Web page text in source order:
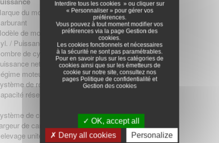
du moteur
Briggs & Stratton
Essence
de moteur
Intek 4185 AVS
/ Puissance
500 cm³
de cylindres
1
nette du moteur
10,72 kW
moteur en tour/minute (rpm)3200 rpm
de refroidissement
À air
réservoir essence
de coupe
de carter
95 - 110 cm
unité de coupe
Manuel
Interdire tous les cookies » ou cliquer sur
« Personnaliser » pour gérer vos
préférences.
Vous pouvez à tout moment modifier vos
préférences via la page Gestion des
cookies.
Les cookies fonctionnels et nécessaires
à la sécurité ne sont pas paramétrables.
Pour en savoir plus sur les catégories de
cookies ainsi que sur les émetteurs de
cookie sur notre site, consultez nos
pages Politique de confidentialité et
Gestion des cookies
OK, accept all
Deny all cookies
Personalize